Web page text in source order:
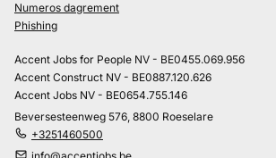
Numeros dagrement
Phishing
Accent Jobs for People NV - BE0455.069.956
Accent Construct NV - BE0887.120.626
Accent Jobs NV - BE0654.755.146
Beversesteenweg 576, 8800 Roeselare
+3251460500